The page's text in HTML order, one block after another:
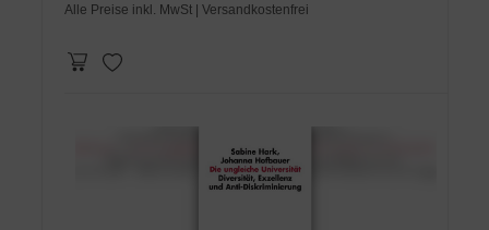
Alle Preise inkl. MwSt | Versandkostenfrei